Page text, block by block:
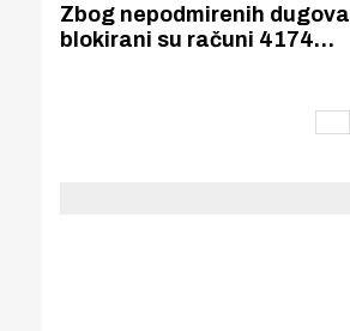
Zbog nepodmirenih dugova
blokirani su računi 4174